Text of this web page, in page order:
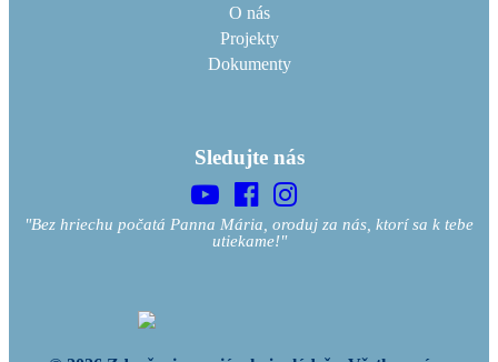
O nás
Projekty
Dokumenty
Sledujte nás
"Bez hriechu počatá Panna Mária, oroduj za nás, ktorí sa k tebe
utiekame!"